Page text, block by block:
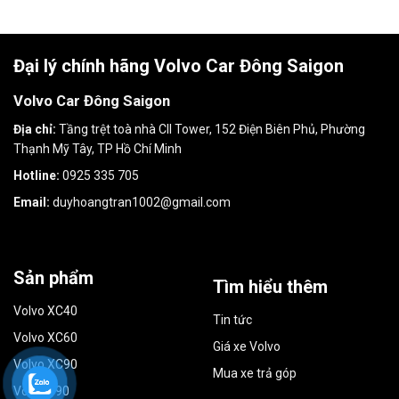
Đại lý chính hãng Volvo Car Đông Saigon
Volvo Car Đông Saigon
Địa chỉ: Tầng trệt toà nhà CII Tower, 152 Điện Biên Phủ, Phường
Thạnh Mỹ Tây, TP Hồ Chí Minh
Hotline: 0925 335 705
Email: duyhoangtran1002@gmail.com
Sản phẩm
Volvo XC40
Volvo XC60
Volvo XC90
Volvo S90
Tìm hiểu thêm
Tin tức
Giá xe Volvo
Mua xe trả góp